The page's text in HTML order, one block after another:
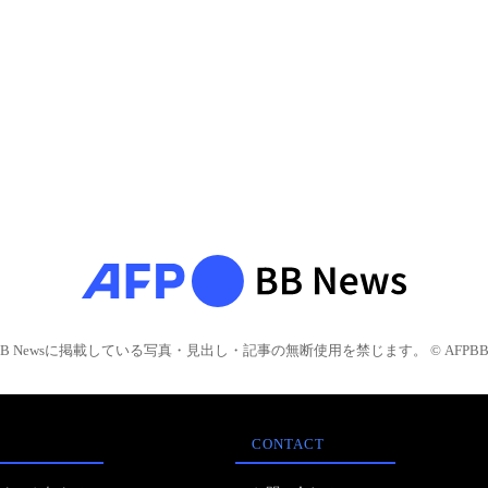
Newsに掲載している写真・見出し・記事の無断使用を禁じます。 © AFPBB
CONTACT